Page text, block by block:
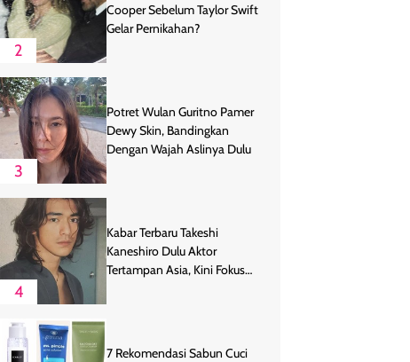
2
Cooper Sebelum Taylor Swift
Gelar Pernikahan?
3
Potret Wulan Guritno Pamer
Dewy Skin, Bandingkan
Dengan Wajah Aslinya Dulu
4
Kabar Terbaru Takeshi
Kaneshiro Dulu Aktor
Tertampan Asia, Kini Fokus
7 Rekomendasi Sabun Cuci